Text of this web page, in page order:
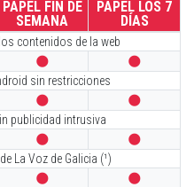
PAPEL FIN DE
SEMANA
PAPEL LOS 7
DÍAS
contenidos de la web
 
sin restricciones
 
publicidad intrusiva
 
La Voz de Galicia (¹)
 